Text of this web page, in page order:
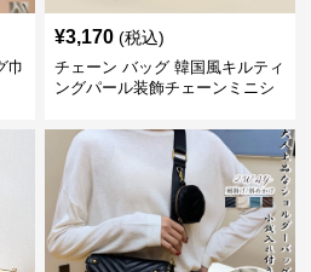
巾
¥3,170 (税込)
チェーン バッグ 韓国風キルティ
ングパール装飾チェーンミニシ